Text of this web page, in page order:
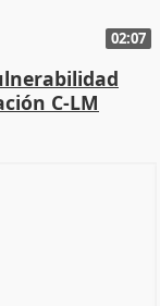
02:07
C-LM